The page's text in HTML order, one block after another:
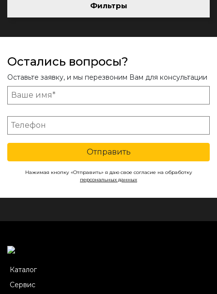
Фильтры
Остались вопросы?
Оставьте заявку, и мы перезвоним Вам для консультации
Отправить
Нажимая кнопку «Отправить» я даю свое согласие на обработку
персональных данных
Каталог
Сервис